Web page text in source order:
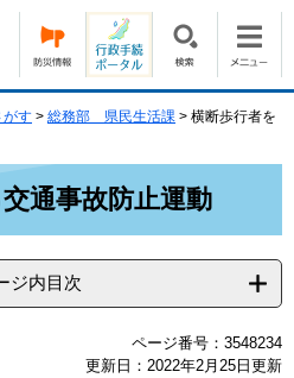
がす > 総務部 県民生活課 > 横断歩行者を
通事故防止運動
ジ内目次
ページ番号：3548234
更新日：2022年2月25日更新